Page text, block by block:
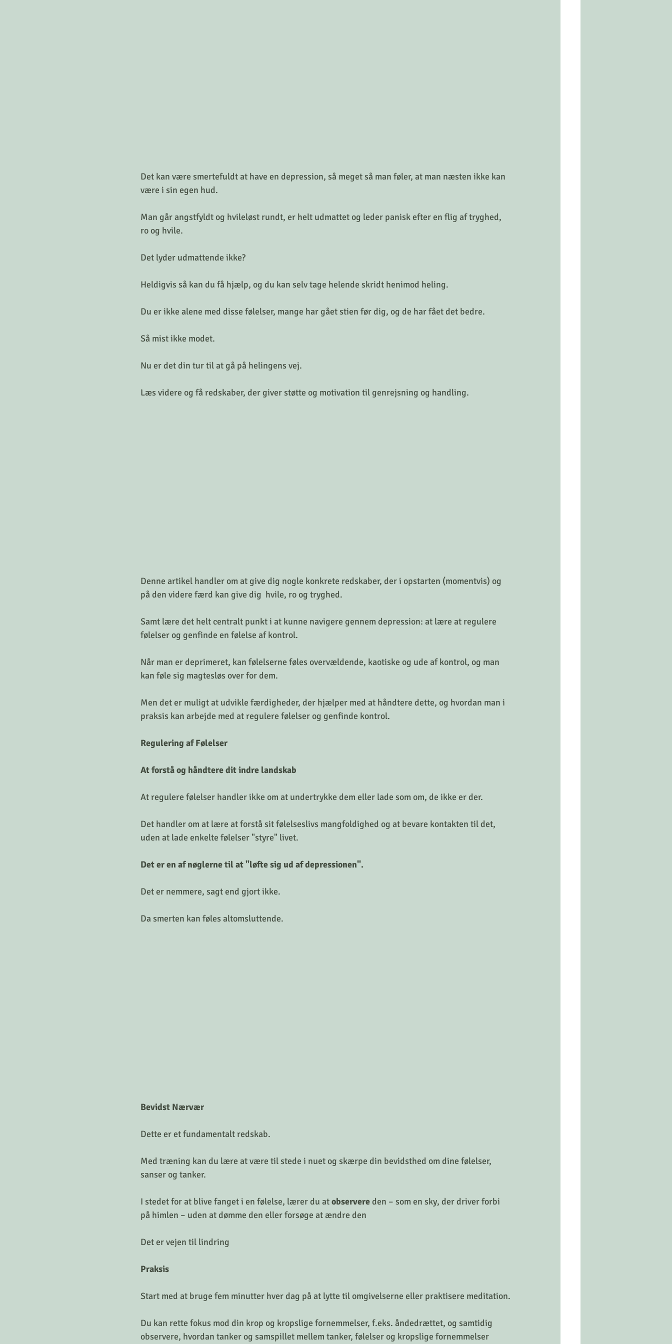
Det kan være smertefuldt at have en depression, så meget så man føler, at man næsten ikke kan
være i sin egen hud.
Man går angstfyldt og hvileløst rundt, er helt udmattet og leder panisk efter en flig af tryghed,
ro og hvile.
Det lyder udmattende ikke?
Heldigvis så kan du få hjælp, og du kan selv tage helende skridt henimod heling.
Du er ikke alene med disse følelser, mange har gået stien før dig, og de har fået det bedre.
Så mist ikke modet.
Nu er det din tur til at gå på helingens vej.
Læs videre og få redskaber, der giver støtte og motivation til genrejsning og handling.
Denne artikel handler om at give dig nogle konkrete redskaber, der i opstarten (momentvis) og
på den videre færd kan give dig  hvile, ro og tryghed.
Samt lære det helt centralt punkt i at kunne navigere gennem depression: at lære at regulere
følelser og genfinde en følelse af kontrol.
Når man er deprimeret, kan følelserne føles overvældende, kaotiske og ude af kontrol, og man
kan føle sig magtesløs over for dem.
Men det er muligt at udvikle færdigheder, der hjælper med at håndtere dette, og hvordan man i
praksis kan arbejde med at regulere følelser og genfinde kontrol.
Regulering af Følelser
At forstå og håndtere dit indre landskab
At regulere følelser handler ikke om at undertrykke dem eller lade som om, de ikke er der.
Det handler om at lære at forstå sit følelseslivs mangfoldighed og at bevare kontakten til det,
uden at lade enkelte følelser "styre" livet.
Det er en af nøglerne til at "løfte sig ud af depressionen".
Det er nemmere, sagt end gjort ikke.
Da smerten kan føles altomsluttende.
Bevidst Nærvær
Dette er et fundamentalt redskab.
Med træning kan du lære at være til stede i nuet og skærpe din bevidsthed om dine følelser,
sanser og tanker.
I stedet for at blive fanget i en følelse, lærer du at observere den – som en sky, der driver forbi
på himlen – uden at dømme den eller forsøge at ændre den
Det er vejen til lindring
Praksis
Start med at bruge fem minutter hver dag på at lytte til omgivelserne eller praktisere meditation.
Du kan rette fokus mod din krop og kropslige fornemmelser, f.eks. åndedrættet, og samtidig
observere, hvordan tanker og samspillet mellem tanker, følelser og kropslige fornemmelser